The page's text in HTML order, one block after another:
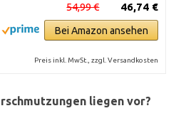
46,74 €
54,99 €
Bei Amazon ansehen
Preis inkl. MwSt., zzgl. Versandkosten
liegen vor?